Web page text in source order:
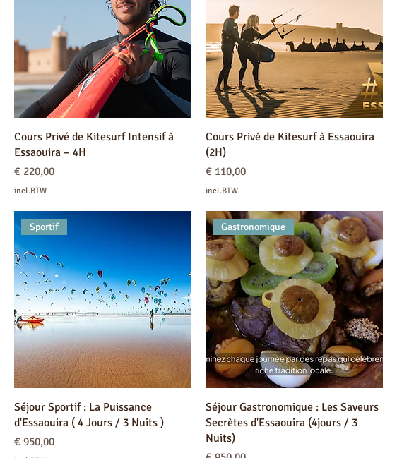
Cours Privé de Kitesurf Intensif à
Essaouira – 4H
Prijs
€ 220,00
incl.BTW
Cours Privé de Kitesurf à Essaouira
(2H)
Prijs
€ 110,00
incl.BTW
Sportif
Séjour Sportif : La Puissance
d'Essaouira ( 4 Jours / 3 Nuits )
Prijs
€ 950,00
Gastronomique
Séjour Gastronomique : Les Saveurs
Secrètes d'Essaouira (4jours / 3
Nuits)